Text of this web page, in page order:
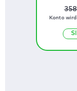
358
Konto